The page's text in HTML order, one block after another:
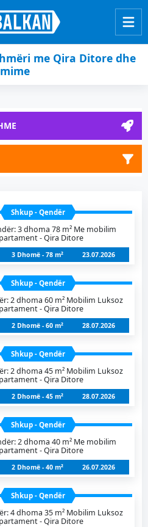
me Qira Ditore dhe
Shkup - Qendër
3 dhoma 78 m² Me mobilim
- Qira Ditore
3 Dhomë - 78 m² 23.07.2026
Shkup - Qendër
2 dhoma 60 m² Mobilim Luksoz
- Qira Ditore
2 Dhomë - 60 m² 28.07.2026
Shkup - Qendër
2 dhoma 45 m² Mobilim Luksoz
- Qira Ditore
2 Dhomë - 45 m² 28.07.2026
Shkup - Qendër
2 dhoma 40 m² Me mobilim
- Qira Ditore
2 Dhomë - 40 m² 26.07.2026
Shkup - Qendër
4 dhoma 35 m² Mobilim Luksoz
- Qira Ditore